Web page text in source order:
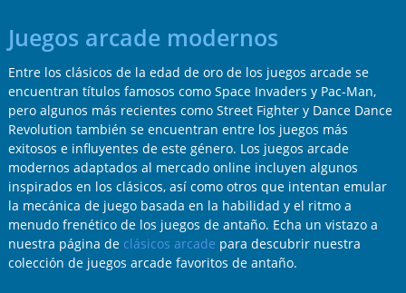
Juegos arcade modernos
Entre los clásicos de la edad de oro de los juegos arcade se
encuentran títulos famosos como Space Invaders y Pac-Man,
pero algunos más recientes como Street Fighter y Dance Dance
Revolution también se encuentran entre los juegos más
exitosos e influyentes de este género. Los juegos arcade
modernos adaptados al mercado online incluyen algunos
inspirados en los clásicos, así como otros que intentan emular
la mecánica de juego basada en la habilidad y el ritmo a
menudo frenético de los juegos de antaño. Echa un vistazo a
nuestra página de clásicos arcade para descubrir nuestra
colección de juegos arcade favoritos de antaño.